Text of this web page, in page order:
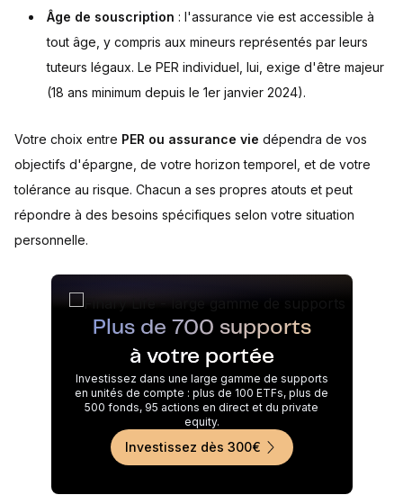
Âge de souscription : l'assurance vie est accessible à
tout âge, y compris aux mineurs représentés par leurs
tuteurs légaux. Le PER individuel, lui, exige d'être majeur
(18 ans minimum depuis le 1er janvier 2024).
Votre choix entre PER ou assurance vie dépendra de vos
objectifs d'épargne, de votre horizon temporel, et de votre
tolérance au risque. Chacun a ses propres atouts et peut
répondre à des besoins spécifiques selon votre situation
personnelle.
Plus de 700 supports
à votre portée
Investissez dans une large gamme de supports
en unités de compte : plus de 100 ETFs, plus de
500 fonds, 95 actions en direct et du private
equity.
Investissez dès 300€